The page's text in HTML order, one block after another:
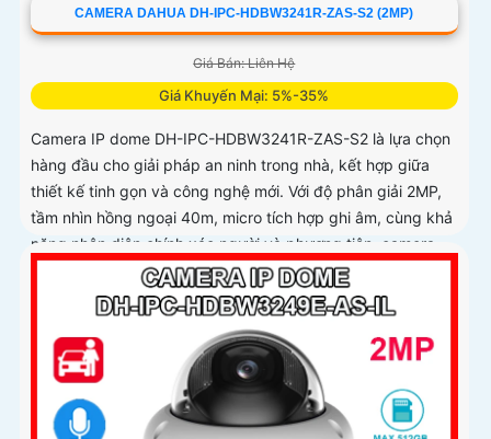
CAMERA DAHUA DH-IPC-HDBW3241R-ZAS-S2 (2MP)
Giá Bán: Liên Hệ
Giá Khuyến Mại: 5%-35%
Camera IP dome DH-IPC-HDBW3241R-ZAS-S2 là lựa chọn
hàng đầu cho giải pháp an ninh trong nhà, kết hợp giữa
thiết kế tinh gọn và công nghệ mới. Với độ phân giải 2MP,
tầm nhìn hồng ngoại 40m, micro tích hợp ghi âm, cùng khả
năng nhận diện chính xác người và phương tiện, camera
giúp giám sát chính xác, giảm thiểu cảnh báo sai, hỗ trợ
khe thẻ nhớ lên đến 256GB và cấp nguồn PoE